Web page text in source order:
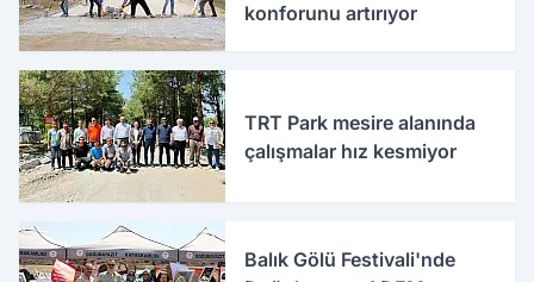
konforunu artırıyor
TRT Park mesire alanında
çalışmalar hız kesmiyor
Balık Gölü Festivali'nde